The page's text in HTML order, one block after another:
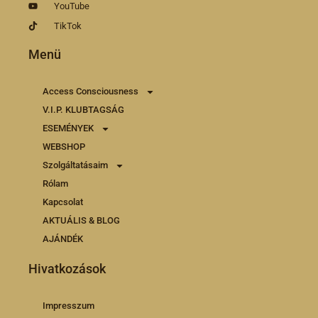
YouTube
TikTok
Menü
Access Consciousness
V.I.P. KLUBTAGSÁG
ESEMÉNYEK
WEBSHOP
Szolgáltatásaim
Rólam
Kapcsolat
AKTUÁLIS & BLOG
AJÁNDÉK
Hivatkozások
Impresszum